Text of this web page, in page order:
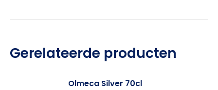
Gerelateerde producten
Olmeca Silver 70cl